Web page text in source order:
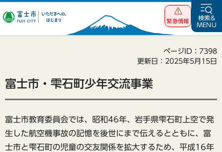
富士市 いただ
緊急情報
検索&
MENU
ページID：7398
更新日：2025年5月15日
富士市・雫石町少年交流事業
富士市教育委員会では、昭和46年、岩手県雫石町上空で発
生した航空機事故の記憶を後世にまで伝えるとともに、富
士市と雫石町の児童の交友関係を拡大するため、平成16年